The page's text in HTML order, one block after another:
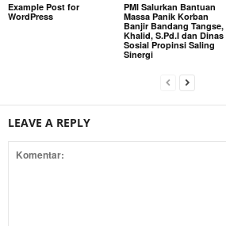
Example Post for
WordPress
PMI Salurkan Bantuan
Massa Panik Korban
Banjir Bandang Tangse,
Khalid, S.Pd.I dan Dinas
Sosial Propinsi Saling
Sinergi
LEAVE A REPLY